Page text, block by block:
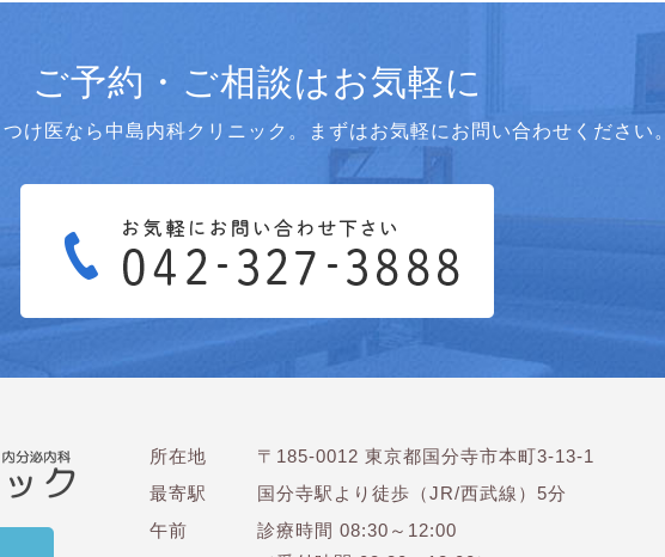
ご予約・ご相談はお気軽に
け医なら中島内科クリニック。まずはお気軽にお問い合わせください。
所在地
〒185-0012 東京都国分寺市本町3-13-1
最寄駅
国分寺駅より徒歩（JR/西武線）5分
午前
診療時間 08:30～12:00